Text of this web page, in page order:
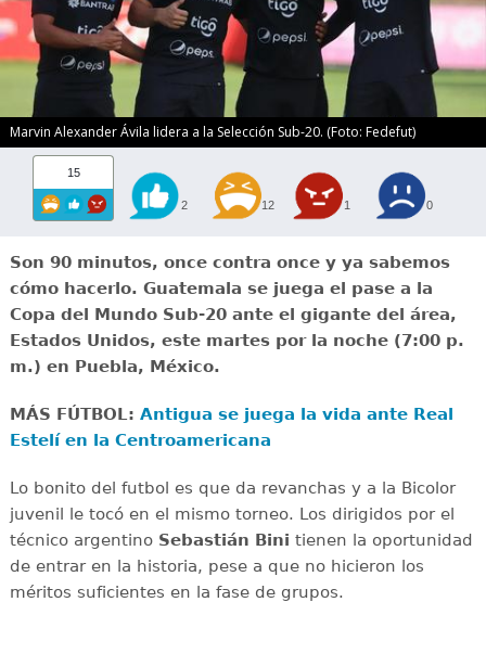
Marvin Alexander Ávila lidera a la Selección Sub-20. (Foto: Fedefut)
15
2 12 1 0
Son 90 minutos, once contra once y ya sabemos
cómo hacerlo. Guatemala se juega el pase a la
Copa del Mundo Sub-20 ante el gigante del área,
Estados Unidos, este martes por la noche (7:00 p.
m.) en Puebla, México.
MÁS FÚTBOL: Antigua se juega la vida ante Real
Estelí en la Centroamericana
Lo bonito del futbol es que da revanchas y a la Bicolor
juvenil le tocó en el mismo torneo. Los dirigidos por el
técnico argentino Sebastián Bini tienen la oportunidad
de entrar en la historia, pese a que no hicieron los
méritos suficientes en la fase de grupos.